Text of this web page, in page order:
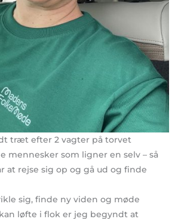
træt efter 2 vagter på torvet
mennesker som ligner en selv – så
at rejse sig op og gå ud og finde
sig, finde ny viden og møde
løfte i flok er jeg begyndt at